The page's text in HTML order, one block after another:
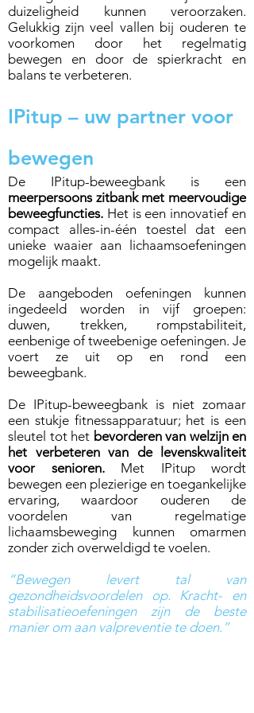
duizeligheid kunnen veroorzaken.
Gelukkig zijn veel vallen bij ouderen te
voorkomen door het regelmatig
bewegen en door de spierkracht en
balans te verbeteren.
IPitup – uw partner voor
bewegen
De IPitup-beweegbank is een
meerpersoons zitbank met meervoudige
beweegfuncties. Het is een innovatief en
compact alles-in-één toestel dat een
unieke waaier aan lichaamsoefeningen
mogelijk maakt.
De aangeboden oefeningen kunnen
ingedeeld worden in vijf groepen:
duwen, trekken, rompstabiliteit,
eenbenige of tweebenige oefeningen. Je
voert ze uit op en rond een
beweegbank.
De IPitup-beweegbank is niet zomaar
een stukje fitnessapparatuur; het is een
sleutel tot het bevorderen van welzijn en
het verbeteren van de levenskwaliteit
voor senioren.Met IPitup wordt
bewegen een plezierige en toegankelijke
ervaring, waardoor ouderen de
voordelen van regelmatige
lichaamsbeweging kunnen omarmen
zonder zich overweldigd te voelen.
“Bewegen levert tal van
gezondheidsvoordelen op. Kracht- en
stabilisatieoefeningen zijn de beste
manier om aan valpreventie te doen.”